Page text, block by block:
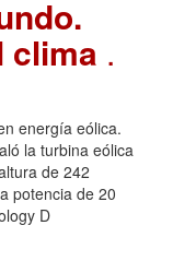
clima .
energía eólica.
la turbina eólica
de 242
potencia de 20
D